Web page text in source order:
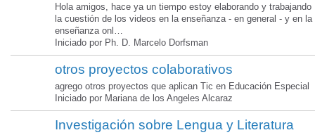
Hola amigos, hace ya un tiempo estoy elaborando y trabajando
la cuestión de los videos en la enseñanza - en general - y en la
enseñanza onl…
Iniciado por Ph. D. Marcelo Dorfsman
otros proyectos colaborativos
agrego otros proyectos que aplican Tic en Educación Especial
Iniciado por Mariana de los Angeles Alcaraz
Investigación sobre Lengua y Literatura